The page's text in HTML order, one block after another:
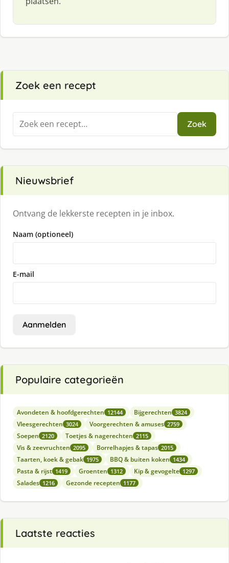
Zoek een recept
Zoeken
naar:
Zoek
Nieuwsbrief
Ontvang de lekkerste recepten in je inbox.
Naam (optioneel)
E-mail
Aanmelden
Populaire categorieën
Avondeten & hoofdgerechten 12144 Bijgerechten 3824
Vleesgerechten 3024 Voorgerechten & amuses 2759
Soepen 2120 Toetjes & nagerechten 2115
Vis & zeevruchten 2095 Borrelhapjes & tapas 2015
Taarten, koek & gebak 1975 BBQ & buiten koken 1434
Pasta & rijst 1419 Groenten 1312 Kip & gevogelte 1297
Salades 1216 Gezonde recepten 1177
Laatste reacties